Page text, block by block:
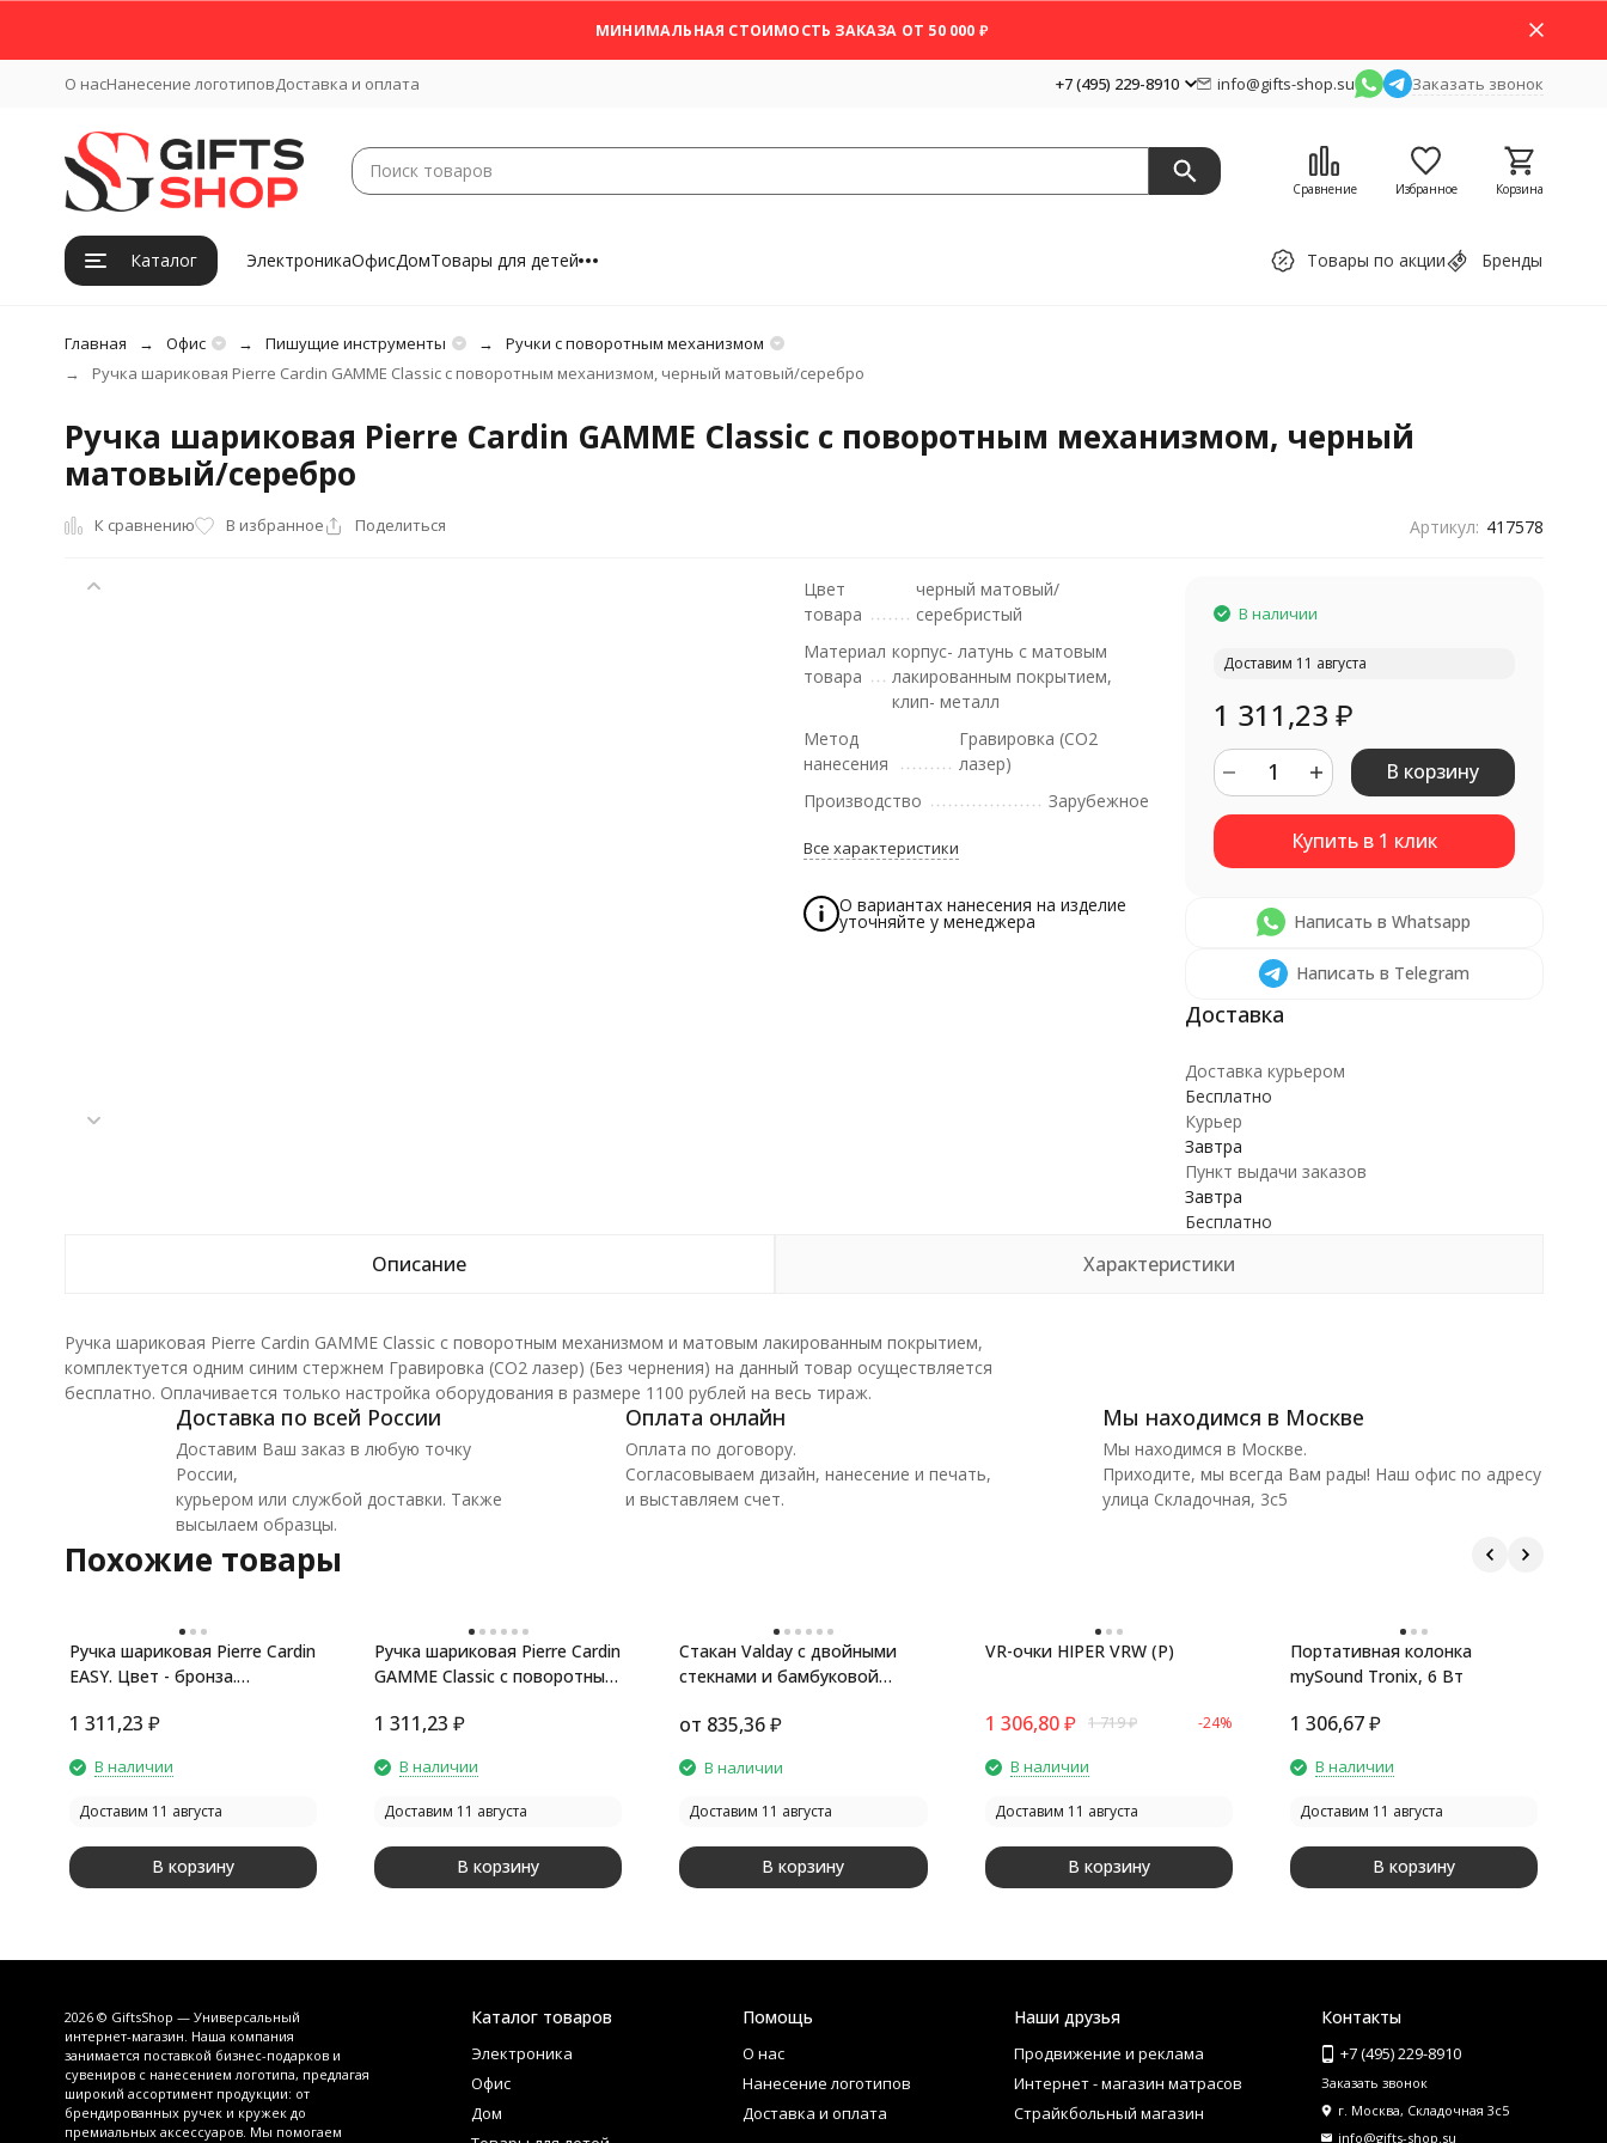
МИНИМАЛЬНАЯ СТОИМОСТЬ ЗАКАЗА ОТ 50 000 ₽
О насНанесение логотиповДоставка и оплата +7 (495) 229-8910 info@gifts-shop.su Заказать звонок
Сравнение Избранное Корзина
Каталог ЭлектроникаОфисДомТовары для детей Товары по акции Бренды
Главная Офис Пишущие инструменты
Ручки с поворотным механизмом
Ручка шариковая Pierre Cardin GAMME Classic с поворотным механизмом, черный матовый/серебро
Ручка шариковая Pierre Cardin GAMME Classic с поворотным механизмом, черный
матовый/серебро
К сравнению В избранное Поделиться Артикул: 417578
Цвет
товара
черный матовый/
серебристый
Материал
товара
корпус- латунь с матовым
лакированным покрытием,
клип- металл
Метод
нанесения
Гравировка (CO2
лазер)
Производство
Зарубежное
Все характеристики
О вариантах нанесения на изделие
уточняйте у менеджера
В наличии
Доставим 11 августа
1 311,23 ₽
В корзину
Написать в Whatsapp
Написать в Telegram
Доставка курьером
Бесплатно
Курьер
Завтра
Пункт выдачи заказов
Завтра
Бесплатно
Описание Характеристики
Ручка шариковая Pierre Cardin GAMME Classic с поворотным механизмом и матовым лакированным покрытием,
комплектуется одним синим стержнем Гравировка (CO2 лазер) (Без чернения) на данный товар осуществляется
бесплатно. Оплачивается только настройка оборудования в размере 1100 рублей на весь тираж.
Доставка по всей России
Доставим Ваш заказ в любую точку
России,
курьером или службой доставки. Также
высылаем образцы.
Оплата онлайн
Оплата по договору.
Согласовываем дизайн, нанесение и печать,
и выставляем счет.
Мы находимся в Москве
Мы находимся в Москве.
Приходите, мы всегда Вам рады! Наш офис по адресу
улица Складочная, 3с5
Похожие товары
Ручка шариковая Pierre Cardin
EASY. Цвет - бронза.
1 311,23 ₽
В наличии
Доставим 11 августа
В корзину
Ручка шариковая Pierre Cardin
GAMME Classic с поворотным
матовый/серебро
1 311,23 ₽
В наличии
Доставим 11 августа
В корзину
Стакан Valday с двойными
стекнами и бамбуковой
от 835,36₽
В наличии
Доставим 11 августа
В корзину
VR-очки HIPER VRW (P)
1 306,80₽ 1 719₽ -24%
В наличии
Доставим 11 августа
В корзину
Портативная колонка
mySound Tronix, 6 Вт
1 306,67₽
В наличии
Доставим 11 августа
В корзину
2026 © GiftsShop — Универсальный
интернет-магазин. Наша компания
занимается поставкой бизнес-подарков и
сувениров с нанесением логотипа, предлагая
широкий ассортимент продукции: от
брендированных ручек и кружек до
премиальных аксессуаров. Мы помогаем
Каталог товаров
Электроника
Офис
Дом
Помощь
О нас
Нанесение логотипов
Доставка и оплата
Наши друзья
Продвижение и реклама
Интернет - магазин матрасов
Страйкбольный магазин
Контакты
+7 (495) 229-8910
Заказать звонок
г. Москва, Складочная 3с5
info@gifts-shop.su